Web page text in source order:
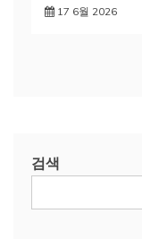
17 6월 2026
검색